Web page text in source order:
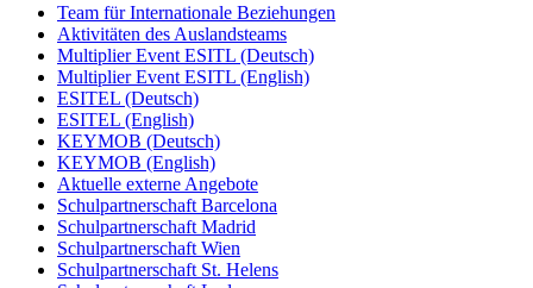
Team für Internationale Beziehungen
Aktivitäten des Auslandsteams
Multiplier Event ESITL (Deutsch)
Multiplier Event ESITL (English)
ESITEL (Deutsch)
ESITEL (English)
KEYMOB (Deutsch)
KEYMOB (English)
Aktuelle externe Angebote
Schulpartnerschaft Barcelona
Schulpartnerschaft Madrid
Schulpartnerschaft Wien
Schulpartnerschaft St. Helens